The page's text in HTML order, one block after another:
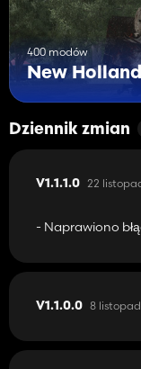
400 modów
New Holland
Dziennik zmian
V1.1.1.0 22
- Naprawiono
V1.1.0.0 8